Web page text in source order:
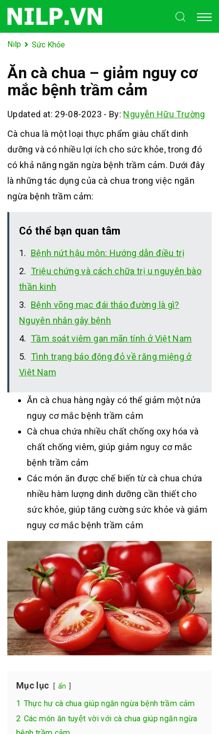
Nilp Sức Khỏe
Ăn cà chua – giảm nguy cơ
mắc bệnh trầm cảm
Updated at: 29-08-2023 - By: Nguyễn Hữu Trường
Cà chua là một loại thực phẩm giàu chất dinh
dưỡng và có nhiều lợi ích cho sức khỏe, trong đó
có khả năng ngăn ngừa bệnh trầm cảm. Dưới đây
là những tác dụng của cà chua trong việc ngăn
ngừa bệnh trầm cảm:
Có thể bạn quan tâm
Bệnh nứt hậu môn: Hướng dẫn điều trị
Triệu chứng và cách chữa trị u nguyên bào
thần kinh
Bệnh võng mạc đái tháo đường là gì?
Nguyên nhân gây bệnh
Tầm soát viêm gan mãn tính ở Việt Nam
Tình trạng báo động đỏ về răng miệng ở
Việt Nam
Ăn cà chua hàng ngày có thể giảm một nửa
nguy cơ mắc bệnh trầm cảm
Cà chua chứa nhiều chất chống oxy hóa và
chất chống viêm, giúp giảm nguy cơ mắc
bệnh trầm cảm
Các món ăn được chế biến từ cà chua chứa
nhiều hàm lượng dinh dưỡng cần thiết cho
sức khỏe, giúp tăng cường sức khỏe và giảm
nguy cơ mắc bệnh trầm cảm
Mục lục ẩn
1 Thực hư cà chua giúp ngăn ngừa bệnh trầm cảm
2 Các món ăn tuyệt vời với cà chua giúp ngăn ngừa